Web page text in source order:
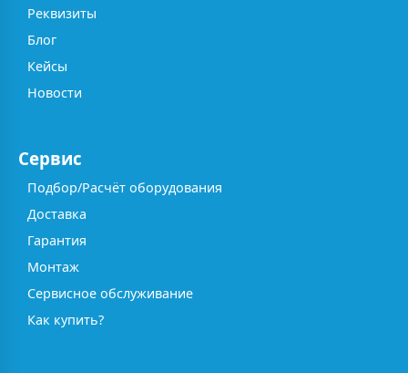
Реквизиты
Блог
Кейсы
Новости
Сервис
Подбор/Расчёт оборудования
Доставка
Гарантия
Монтаж
Сервисное обслуживание
Как купить?